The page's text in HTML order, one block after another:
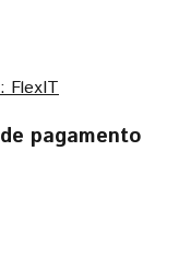
FlexIT
pagamento